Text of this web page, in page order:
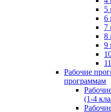
5
6
7
8
9
Рабочие
программам
(1-4